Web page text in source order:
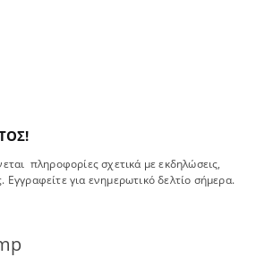
πληροφορίες σχετικά με εκδηλώσεις,
για ενημερωτικό δελτίο σήμερα.